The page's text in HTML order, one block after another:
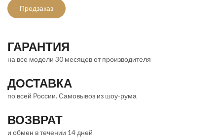
Предзаказ
ГАРАНТИЯ
на все модели 30 месяцев от производителя
ДОСТАВКА
по всей России. Самовывоз из шоу-рума
ВОЗВРАТ
и обмен в течении 14 дней